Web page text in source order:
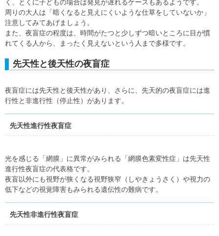
く、とくに子どもの場合は発見が遅れるケースもあるようです。
周りの大人は「暗くなると見えにくいような仕草をしていないか」
注意してみてあげましょう。
また、夜盲症の程度は、時間がたつと少しずつ暗いところに目が慣
れてくる人から、まったく見えないという人まで多様です。
先天性と後天性の夜盲症
夜盲症には先天性と後天性があり、さらに、先天的の夜盲症には進
行性と非進行性（停止性）があります。
先天性進行性夜盲症
光を感じる「網膜」に異常がみられる「網膜色素変性症」は先天性
進行性夜盲症の代表格です。
夜盲以外にも視野が狭くなる視野狭窄（しやきょうさく）や視力の
低下などの視覚障害もみられる遺伝性の難病です。
先天性非進行性夜盲症